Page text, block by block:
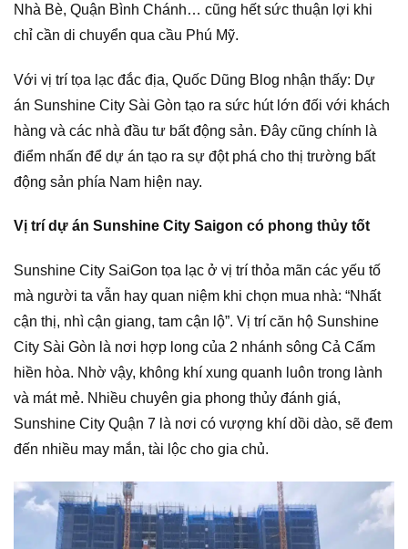
Nhà Bè, Quận Bình Chánh… cũng hết sức thuận lợi khi
chỉ cần di chuyển qua cầu Phú Mỹ.
Với vị trí tọa lạc đắc địa, Quốc Dũng Blog nhận thấy: Dự
án Sunshine City Sài Gòn tạo ra sức hút lớn đối với khách
hàng và các nhà đầu tư bất động sản. Đây cũng chính là
điểm nhấn để dự án tạo ra sự đột phá cho thị trường bất
động sản phía Nam hiện nay.
Vị trí dự án Sunshine City Saigon có phong thủy tốt
Sunshine City SaiGon tọa lạc ở vị trí thỏa mãn các yếu tố
mà người ta vẫn hay quan niệm khi chọn mua nhà: “Nhất
cận thị, nhì cận giang, tam cận lộ”. Vị trí căn hộ Sunshine
City Sài Gòn là nơi hợp long của 2 nhánh sông Cả Cấm
hiền hòa. Nhờ vậy, không khí xung quanh luôn trong lành
và mát mẻ. Nhiều chuyên gia phong thủy đánh giá,
Sunshine City Quận 7 là nơi có vượng khí dồi dào, sẽ đem
đến nhiều may mắn, tài lộc cho gia chủ.